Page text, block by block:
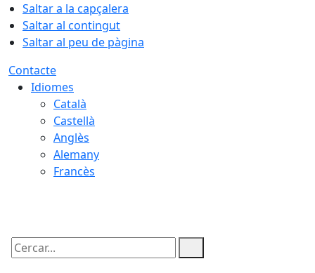
Saltar a la capçalera
Saltar al contingut
Saltar al peu de pàgina
Contacte
Idiomes
Català
Castellà
Anglès
Alemany
Francès
Cercar: